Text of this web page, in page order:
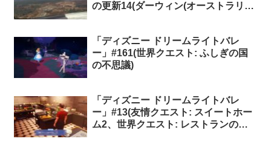
の更新14(ダーウィン(オーストラリ
「ディズニー ドリームライトバレ
ー」#161(世界クエスト: ふしぎの国
の不思議)
「ディズニー ドリームライトバレ
ー」#13(友情クエスト: スイートホー
ム2、世界クエスト: レストランの大